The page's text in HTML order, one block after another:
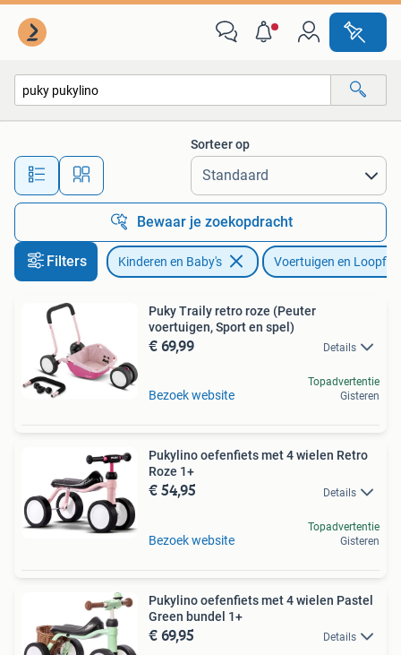
Alle afstanden…
Sorteer op
Bewaar je zoekopdracht
Filters Kinderen en Baby's Voertuigen en
Puky Traily retro roze (Peuter
voertuigen, Sport en spel)
€ 69,99 Details
Bezoek website
Topadvertentie
Gisteren
Pukylino oefenfiets met 4 wielen Retro
Roze 1+
€ 54,95 Details
Bezoek website
Topadvertentie
Gisteren
Pukylino oefenfiets met 4 wielen Pastel
Green bundel 1+
€ 69,95 Details